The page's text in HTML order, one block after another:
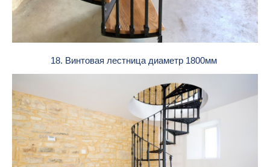
18. Винтовая лестница диаметр 1800мм